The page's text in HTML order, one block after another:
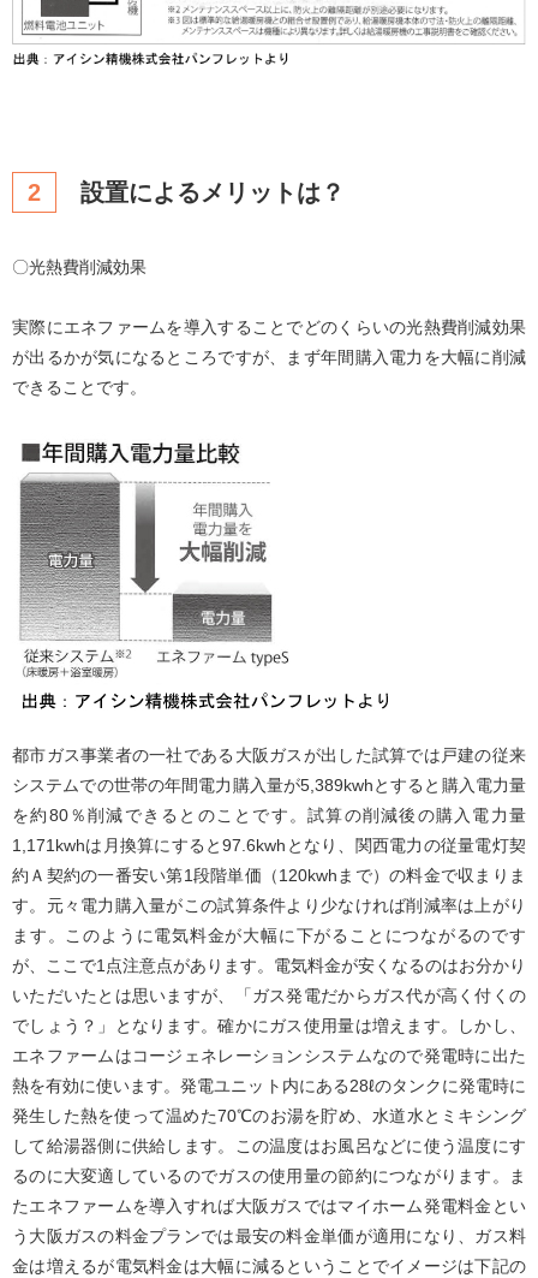
2 設置によるメリットは？
〇光熱費削減効果
実際にエネファームを導入することでどのくらいの光熱費削減効果
が出るかが気になるところですが、まず年間購入電力を大幅に削減
できることです。
都市ガス事業者の一社である大阪ガスが出した試算では戸建の従来
システムでの世帯の年間電力購入量が5,389kwhとすると購入電力量
を約80％削減できるとのことです。試算の削減後の購入電力量
1,171kwhは月換算にすると97.6kwhとなり、関西電力の従量電灯契
約Ａ契約の一番安い第1段階単価（120kwhまで）の料金で収まりま
す。元々電力購入量がこの試算条件より少なければ削減率は上がり
ます。このように電気料金が大幅に下がることにつながるのです
が、ここで1点注意点があります。電気料金が安くなるのはお分かり
いただいたとは思いますが、「ガス発電だからガス代が高く付くの
でしょう？」となります。確かにガス使用量は増えます。しかし、
エネファームはコージェネレーションシステムなので発電時に出た
熱を有効に使います。発電ユニット内にある28ℓのタンクに発電時に
発生した熱を使って温めた70℃のお湯を貯め、水道水とミキシング
して給湯器側に供給します。この温度はお風呂などに使う温度にす
るのに大変適しているのでガスの使用量の節約につながります。ま
たエネファームを導入すれば大阪ガスではマイホーム発電料金とい
う大阪ガスの料金プランでは最安の料金単価が適用になり、ガス料
金は増えるが電気料金は大幅に減るということでイメージは下記の